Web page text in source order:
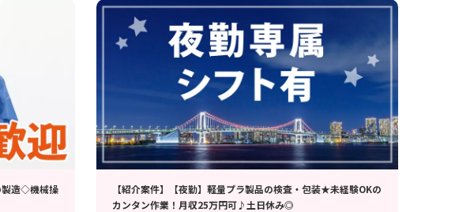
製造◇機械操
【紹介案件】【夜勤】軽量プラ製品の検査・包装★未経験OKの
カンタン作業！月収25万円可♪土日休み◎